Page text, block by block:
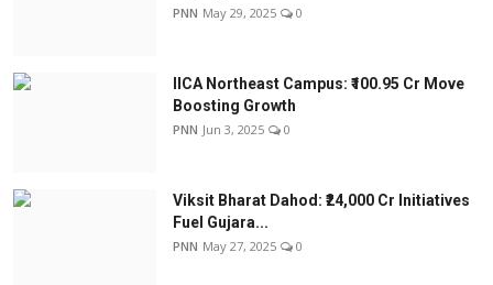
PNN May 29, 2025 0
IICA Northeast Campus: ₹100.95 Cr Move
Boosting Growth
PNN Jun 3, 2025 0
Viksit Bharat Dahod: ₹24,000 Cr Initiatives
Fuel Gujara...
PNN May 27, 2025 0